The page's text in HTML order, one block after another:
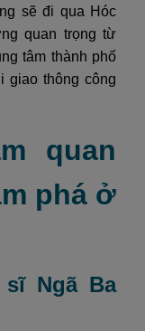
sẽ đi qua Hóc
quan trọng từ
tâm thành phố
giao thông công
quan
phá ở
Ngã Ba